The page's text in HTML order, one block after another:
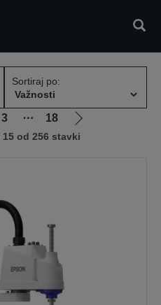
Sortiraj po:
3 ⋯ 18
Idi
na
od 256 stavki